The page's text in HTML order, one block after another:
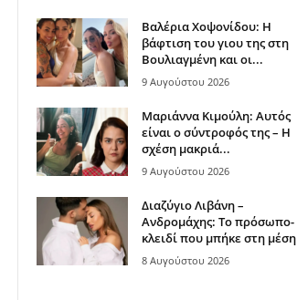
Βαλέρια Χοψονίδου: Η
βάφτιση του γιου της στη
Βουλιαγμένη και οι...
9 Αυγούστου 2026
Μαριάννα Κιμούλη: Αυτός
είναι ο σύντροφός της – Η
σχέση μακριά...
9 Αυγούστου 2026
Διαζύγιο Λιβάνη –
Ανδρομάχης: Το πρόσωπο-
κλειδί που μπήκε στη μέση
8 Αυγούστου 2026